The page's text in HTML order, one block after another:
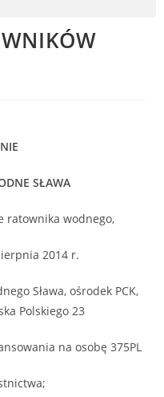
SŁAWA
ratownika wodnego,
2014 r.
Sława, ośrodek PCK,
Polskiego 23
na osobę 375PL